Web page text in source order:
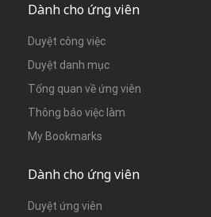
Dành cho ứng viên
Duyệt công việc
Duyệt danh mục
Tổng quan về ứng viên
Thông báo việc làm
My Bookmarks
Dành cho ứng viên
Duyệt ứng viên